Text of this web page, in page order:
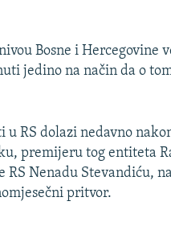
Bosne i Hercegovine
jedino na način da o
RS dolazi nedavno
premijeru tog entiteta
Nenadu Stevandiću,
pritvor.